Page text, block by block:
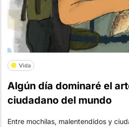
Vida
Algún día dominaré el
ciudadano del mundo
Entre mochilas, malentendidos y